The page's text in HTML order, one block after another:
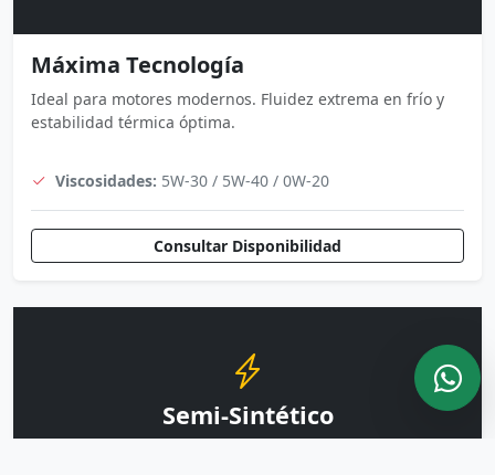
Máxima Tecnología
Ideal para motores modernos. Fluidez extrema en frío y
estabilidad térmica óptima.
Viscosidades: 5W-30 / 5W-40 / 0W-20
Consultar Disponibilidad
Semi-Sintético